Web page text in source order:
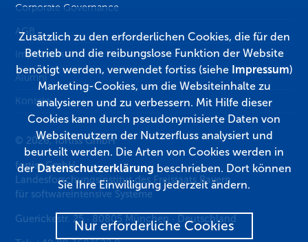
Corporate Governance
AGB
Impressum
Alumni
Kontakt
© 2026, fortiss GmbH
fortiss GmbH
Landesforschungsinstitut des Freistaats Bayern
für softwareintensive Systeme
Guerickestr. 25 · 80805 München · Deutschland
Zusätzlich zu den erforderlichen Cookies, die für den
Betrieb und die reibungslose Funktion der Website
benötigt werden, verwendet fortiss (siehe Impressum)
Marketing-Cookies, um die Websiteinhalte zu
analysieren und zu verbessern. Mit Hilfe dieser
Cookies kann durch pseudonymisierte Daten von
Websitenutzern der Nutzerfluss analysiert und
beurteilt werden. Die Arten von Cookies werden in
derDatenschutzerklärung beschrieben. Dort können
Sie Ihre Einwilligung jederzeit ändern.
Nur erforderliche Cookies